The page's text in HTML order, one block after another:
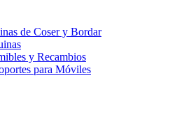
de Coser y Bordar
y Recambios
para Móviles